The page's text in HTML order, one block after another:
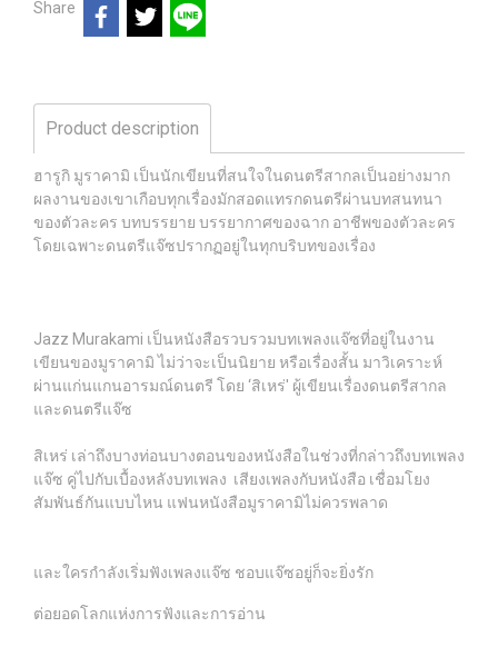
Share
Product description
ฮารูกิ มูราคามิ เป็นนักเขียนที่สนใจในดนตรีสากลเป็นอย่างมาก
ผลงานของเขาเกือบทุกเรื่องมักสอดแทรกดนตรีผ่านบทสนทนา
ของตัวละคร บทบรรยาย บรรยากาศของฉาก อาชีพของตัวละคร
โดยเฉพาะดนตรีแจ๊ซปรากฏอยู่ในทุกบริบทของเรื่อง
Jazz Murakami เป็นหนังสือรวบรวมบทเพลงแจ๊ซที่อยู่ในงาน
เขียนของมูราคามิ ไม่ว่าจะเป็นนิยาย หรือเรื่องสั้น มาวิเคราะห์
ผ่านแก่นแกนอารมณ์ดนตรี โดย ‘สิเหร่' ผู้เขียนเรื่องดนตรีสากล
และดนตรีแจ๊ซ
สิเหร่ เล่าถึงบางท่อนบางตอนของหนังสือในช่วงที่กล่าวถึงบทเพลง
แจ๊ซ คู่ไปกับเบื้องหลังบทเพลง เสียงเพลงกับหนังสือ เชื่อมโยง
สัมพันธ์กันแบบไหน แฟนหนังสือมูราคามิไม่ควรพลาด
และใครกำลังเริ่มฟังเพลงแจ๊ซ ชอบแจ๊ซอยู่ก็จะยิ่งรัก
ต่อยอดโลกแห่งการฟังและการอ่าน